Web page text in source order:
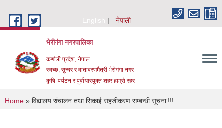
English
नेपाली
भेरीगंगा नगरपालिका
कर्णाली प्रदेश, नेपाल
स्वच्छ, सुन्दर र वातावरणमैत्री भेरीगंगा नगर
कृषि, पर्यटन र पुर्वाधारयुक्त शहर हाम्रो रहर
You are here
Home » विद्यालय संचालन तथा सिकाई सहजीकरण सम्बन्धी सूचना !!!